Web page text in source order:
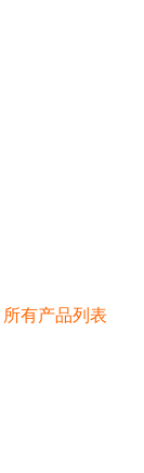
所有产品列表